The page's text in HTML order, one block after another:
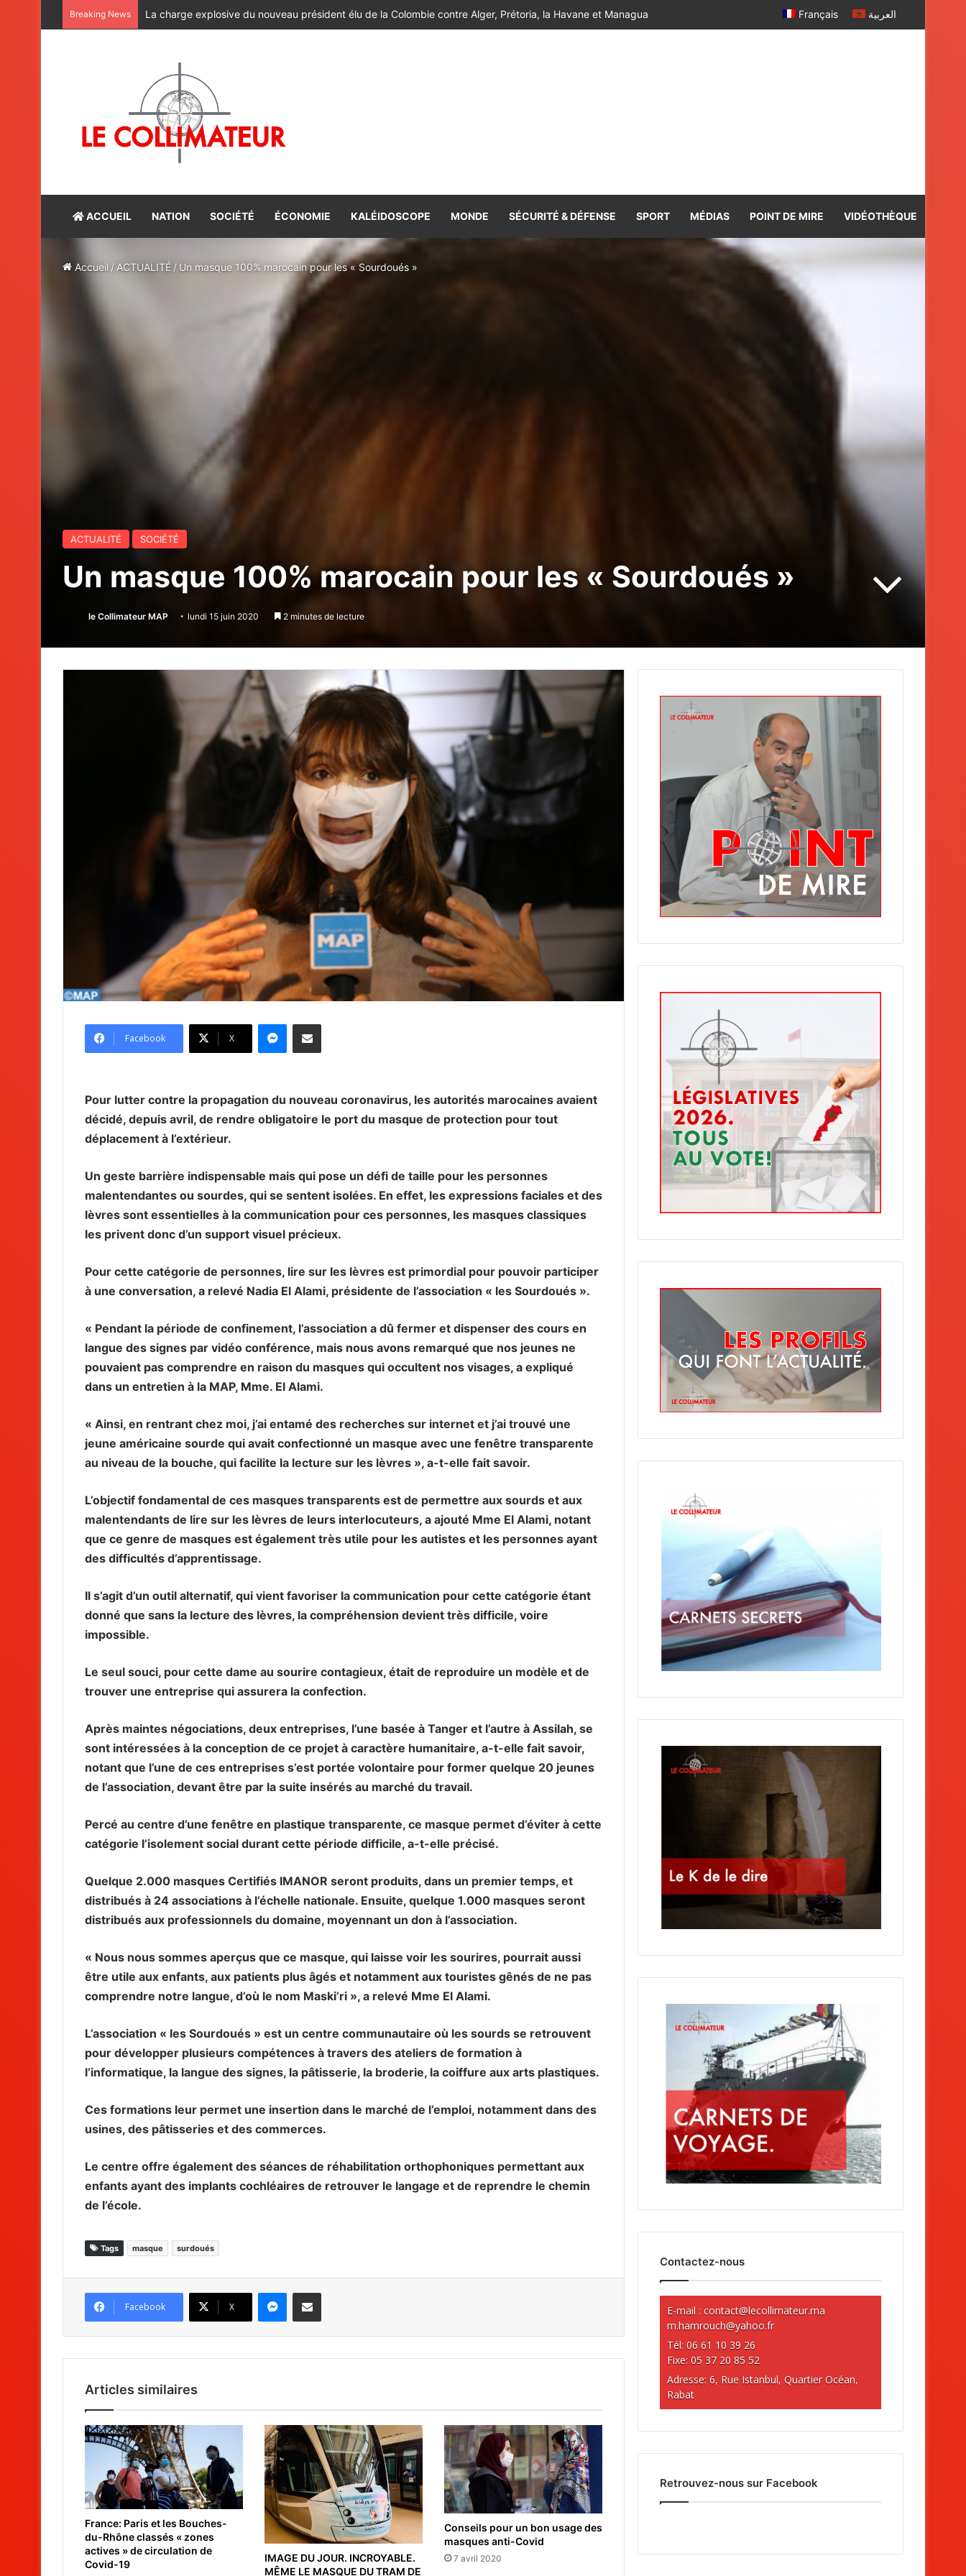
Breaking News CAN féminine Maroc-2026 : les lionnes de l’Atlas réussissent leur entrée en lice [Vidéo] Français العربية
ACCUEIL NATION SOCIÉTÉ ÉCONOMIE KALÉIDOSCOPE MONDE SÉCURITÉ & DÉFENSE SPORT MÉDIAS POINT DE MIRE VIDÉOTHÈQUE
Accueil / ACTUALITÉ / Un masque 100% marocain pour les « Sourdoués »
ACTUALITÉ SOCIÉTÉ
Un masque 100% marocain pour les « Sourdoués »
le Collimateur MAP lundi 15 juin 2020 2 minutes de lecture
Facebook X
Pour lutter contre la propagation du nouveau coronavirus, les autorités marocaines avaient
décidé, depuis avril, de rendre obligatoire le port du masque de protection pour tout
déplacement à l’extérieur.
Un geste barrière indispensable mais qui pose un défi de taille pour les personnes
malentendantes ou sourdes, qui se sentent isolées. En effet, les expressions faciales et des
lèvres sont essentielles à la communication pour ces personnes, les masques classiques
les privent donc d’un support visuel précieux.
Pour cette catégorie de personnes, lire sur les lèvres est primordial pour pouvoir participer
à une conversation, a relevé Nadia El Alami, présidente de l’association « les Sourdoués ».
« Pendant la période de confinement, l’association a dû fermer et dispenser des cours en
langue des signes par vidéo conférence, mais nous avons remarqué que nos jeunes ne
pouvaient pas comprendre en raison du masques qui occultent nos visages, a expliqué
dans un entretien à la MAP, Mme. El Alami.
« Ainsi, en rentrant chez moi, j’ai entamé des recherches sur internet et j’ai trouvé une
jeune américaine sourde qui avait confectionné un masque avec une fenêtre transparente
au niveau de la bouche, qui facilite la lecture sur les lèvres », a-t-elle fait savoir.
L’objectif fondamental de ces masques transparents est de permettre aux sourds et aux
malentendants de lire sur les lèvres de leurs interlocuteurs, a ajouté Mme El Alami, notant
que ce genre de masques est également très utile pour les autistes et les personnes ayant
des difficultés d’apprentissage.
Il s’agit d’un outil alternatif, qui vient favoriser la communication pour cette catégorie étant
donné que sans la lecture des lèvres, la compréhension devient très difficile, voire
impossible.
Le seul souci, pour cette dame au sourire contagieux, était de reproduire un modèle et de
trouver une entreprise qui assurera la confection.
Après maintes négociations, deux entreprises, l’une basée à Tanger et l’autre à Assilah, se
sont intéressées à la conception de ce projet à caractère humanitaire, a-t-elle fait savoir,
notant que l’une de ces entreprises s’est portée volontaire pour former quelque 20 jeunes
de l’association, devant être par la suite insérés au marché du travail.
Percé au centre d’une fenêtre en plastique transparente, ce masque permet d’éviter à cette
catégorie l’isolement social durant cette période difficile, a-t-elle précisé.
Quelque 2.000 masques Certifiés IMANOR seront produits, dans un premier temps, et
distribués à 24 associations à l’échelle nationale. Ensuite, quelque 1.000 masques seront
distribués aux professionnels du domaine, moyennant un don à l’association.
« Nous nous sommes aperçus que ce masque, qui laisse voir les sourires, pourrait aussi
être utile aux enfants, aux patients plus âgés et notamment aux touristes gênés de ne pas
comprendre notre langue, d’où le nom Maski’ri », a relevé Mme El Alami.
L’association « les Sourdoués » est un centre communautaire où les sourds se retrouvent
pour développer plusieurs compétences à travers des ateliers de formation à
l’informatique, la langue des signes, la pâtisserie, la broderie, la coiffure aux arts plastiques.
Ces formations leur permet une insertion dans le marché de l’emploi, notamment dans des
usines, des pâtisseries et des commerces.
Le centre offre également des séances de réhabilitation orthophoniques permettant aux
enfants ayant des implants cochléaires de retrouver le langage et de reprendre le chemin
de l’école.
Tags masque surdoués
Facebook X
Articles similaires
France: Paris et les Bouches-
du-Rhône classés « zones
actives » de circulation de
Covid-19
IMAGE DU JOUR. INCROYABLE.
MÊME LE MASQUE DU TRAM DE
Conseils pour un bon usage des
masques anti-Covid
7 avril 2020
Contactez-nous
E-mail :contact@lecollimateur.ma
m.hamrouch@yahoo.fr
Tél: 06 61 10 39 26
Fixe: 05 37 20 85 52
Adresse: 6, Rue Istanbul, Quartier Océan,
Rabat
Retrouvez-nous sur Facebook